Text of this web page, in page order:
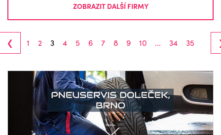
ZOBRAZIT DALŠÍ FIRMY
‹ 1 2 3 4 5 6 7 8 9 10 ... 34 35